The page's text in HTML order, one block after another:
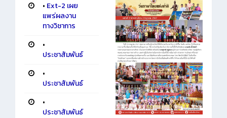
• Ext-2 เผย
แพร่ผลงาน
ทางวิชาการ
•
ประชาสัมพันธ์
•
ประชาสัมพันธ์
•
ประชาสัมพันธ์